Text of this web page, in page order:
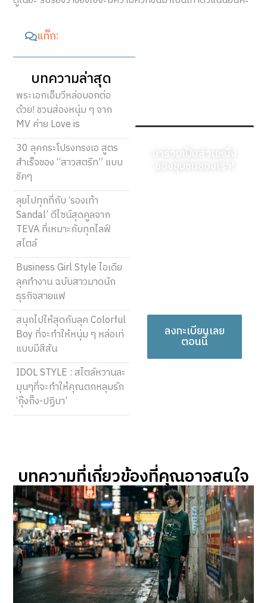
แท็ก:
บทความล่าสุด
พระเอกเอ็มวีหล่อบอกต่อ
ด้วย! ชวนส่องหนุ่ม ๆ จาก
MV ค่าย Love is
30 ลุคกระโปรงทรงเอ สูตร
สำเร็จของ “สาวสตรีท” แบบ
ชิคๆ
ลุยไปทุกที่กับ ‘รองเท้า
Sandal’ ดีไซน์สุดคูลจาก
TEVA ที่เหมาะกับทุกไลฟ์
สไตล์
Business Girl Style ไอเดีย
ลุคทำงาน ฉบับสาวมาดนัก
ธุรกิจสายแฟ
สนุกไปให้สุดกับลุค Colorful
Boy ที่จะทำให้หนุ่ม ๆ หล่อเท่
แบบมีสีสัน
IDOL STYLE : สไตล์หวานละ
มุนๆที่จะทำให้คุณตกหลุมรัก
‘กุ๊งกิ๊ง-ปฏิมา’
มาร่วมเป็นส่วนหนึ่ง
ของชุมชนของเรา!
ลงทะเบียนเลย
ตอนนี้
บทความที่เกี่ยวข้องที่คุณอาจสนใจ​